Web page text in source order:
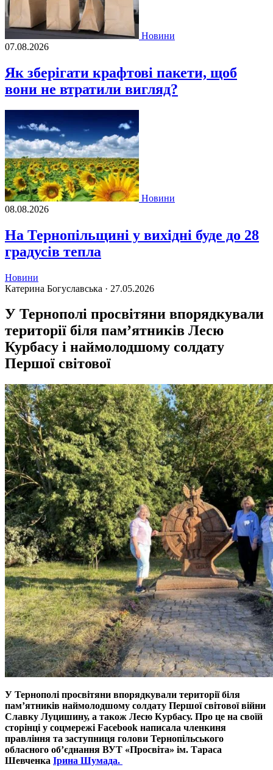
Новини
07.08.2026
Як зберігати крафтові пакети, щоб
вони не втратили вигляд?
Новини
08.08.2026
На Тернопільщині у вихідні буде до 28
градусів тепла
Новини
Катерина Богуславська · 27.05.2026
У Тернополі просвітяни впорядкували
території біля пам’ятників Лесю
Курбасу і наймолодшому солдату
Першої світової
У Тернополі просвітяни впорядкували території біля
пам’ятників наймолодшому солдату Першої світової війни
Славку Луцишину, а також Лесю Курбасу. Про це на своїй
сторінці у соцмережі Facebook написала членкиня
правління та заступниця голови Тернопільського
обласного об’єднання ВУТ «Просвіта» ім. Тараса
Шевченка Ірина Шумада.